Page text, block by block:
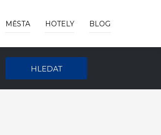
MĚSTA HOTELY BLOG
HLEDAT